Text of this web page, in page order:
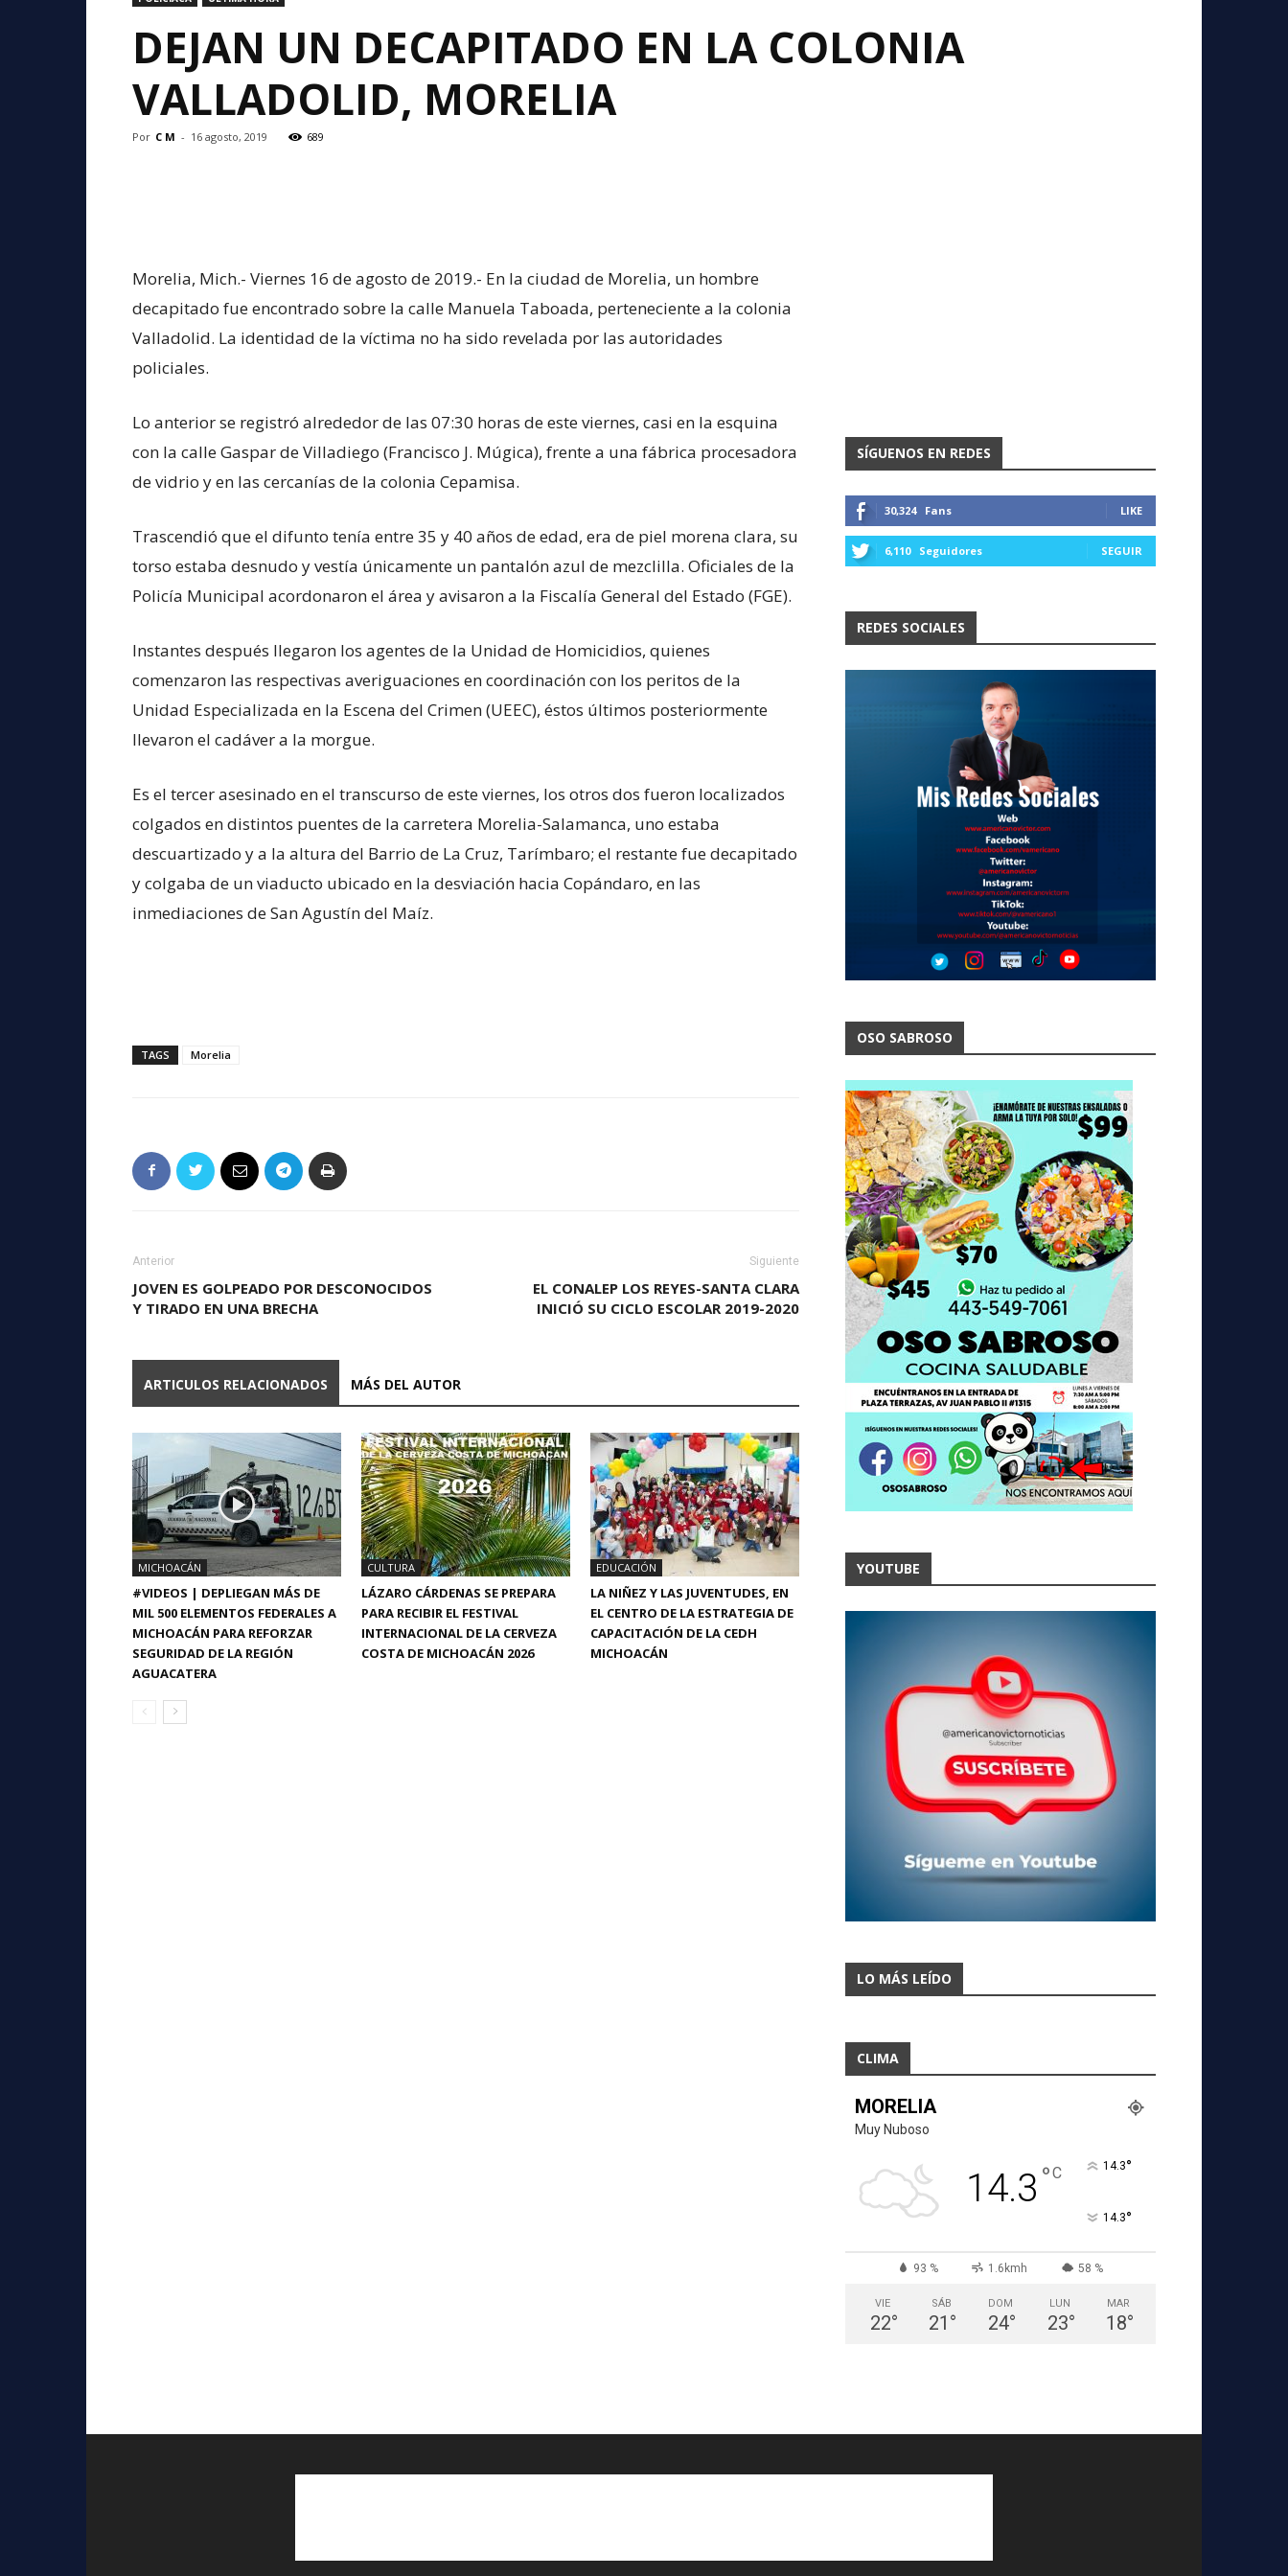
DEJAN UN DECAPITADO EN LA COLONIA
VALLADOLID, MORELIA
Por C M - 16 agosto, 2019 689
Morelia, Mich.- Viernes 16 de agosto de 2019.- En la ciudad de Morelia, un hombre
decapitado fue encontrado sobre la calle Manuela Taboada, perteneciente a la colonia
Valladolid. La identidad de la víctima no ha sido revelada por las autoridades
policiales.
Lo anterior se registró alrededor de las 07:30 horas de este viernes, casi en la esquina
con la calle Gaspar de Villadiego (Francisco J. Múgica), frente a una fábrica procesadora
de vidrio y en las cercanías de la colonia Cepamisa.
Trascendió que el difunto tenía entre 35 y 40 años de edad, era de piel morena clara, su
torso estaba desnudo y vestía únicamente un pantalón azul de mezclilla. Oficiales de la
Policía Municipal acordonaron el área y avisaron a la Fiscalía General del Estado (FGE).
Instantes después llegaron los agentes de la Unidad de Homicidios, quienes
comenzaron las respectivas averiguaciones en coordinación con los peritos de la
Unidad Especializada en la Escena del Crimen (UEEC), éstos últimos posteriormente
llevaron el cadáver a la morgue.
Es el tercer asesinado en el transcurso de este viernes, los otros dos fueron localizados
colgados en distintos puentes de la carretera Morelia-Salamanca, uno estaba
descuartizado y a la altura del Barrio de La Cruz, Tarímbaro; el restante fue decapitado
y colgaba de un viaducto ubicado en la desviación hacia Copándaro, en las
inmediaciones de San Agustín del Maíz.
TAGS Morelia
Anterior
JOVEN ES GOLPEADO POR DESCONOCIDOS
Y TIRADO EN UNA BRECHA
Siguiente
EL CONALEP LOS REYES-SANTA CLARA
INICIÓ SU CICLO ESCOLAR 2019-2020
ARTICULOS RELACIONADOS MÁS DEL AUTOR
MICHOACÁN
#VIDEOS | DEPLIEGAN MÁS DE
MIL 500 ELEMENTOS FEDERALES A
MICHOACÁN PARA REFORZAR
SEGURIDAD DE LA REGIÓN
AGUACATERA
CULTURA
LÁZARO CÁRDENAS SE PREPARA
PARA RECIBIR EL FESTIVAL
INTERNACIONAL DE LA CERVEZA
COSTA DE MICHOACÁN 2026
EDUCACIÓN
LA NIÑEZ Y LAS JUVENTUDES, EN
EL CENTRO DE LA ESTRATEGIA DE
CAPACITACIÓN DE LA CEDH
MICHOACÁN
SÍGUENOS EN REDES
30,324 Fans LIKE
6,110 Seguidores SEGUIR
REDES SOCIALES
OSO SABROSO
YOUTUBE
LO MÁS LEÍDO
CLIMA
MORELIA
Muy Nuboso
14.3 °C 14.3°
14.3°
93 % 1.6kmh 58 %
VIE
22°
SÁB
21 °
DOM
24°
LUN
23°
MAR
18°